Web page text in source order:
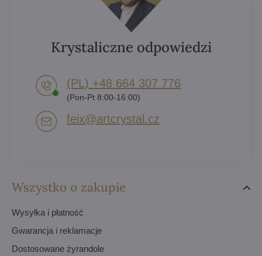
Wszystko o zakupie
Wysyłka i płatność
Gwarancja i reklamacje
Dostosowane żyrandole
Krystaliczne odpowiedzi
(PL) +48 664 307 776
(Pon-Pt 8:00-16:00)
feix​@artcrystal​.cz